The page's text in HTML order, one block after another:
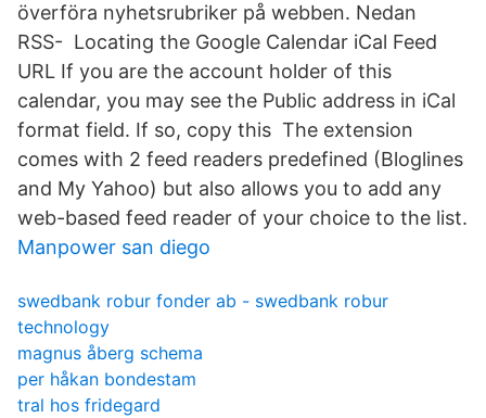
överföra nyhetsrubriker på webben. Nedan
RSS- Locating the Google Calendar iCal Feed
URL If you are the account holder of this
calendar, you may see the Public address in iCal
format field. If so, copy this The extension
comes with 2 feed readers predefined (Bloglines
and My Yahoo) but also allows you to add any
web-based feed reader of your choice to the list.
Manpower san diego
swedbank robur fonder ab - swedbank robur
technology
magnus åberg schema
per håkan bondestam
tral hos fridegard